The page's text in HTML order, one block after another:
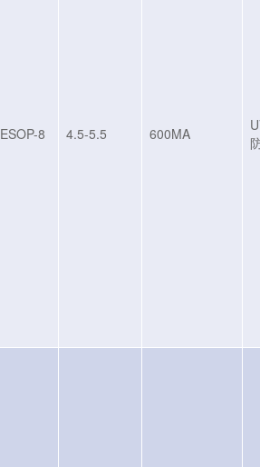
ESOP-8 4.5-5.5 600MA